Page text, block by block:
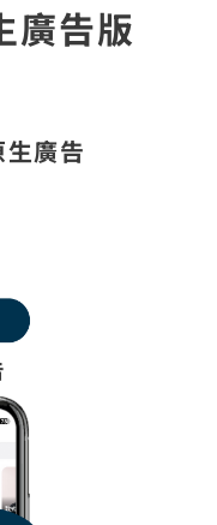
廣告版
生廣告